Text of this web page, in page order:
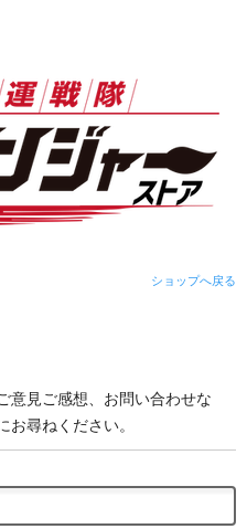
ショップへ戻る
意見ご感想、お問い合わせな
お尋ねください。